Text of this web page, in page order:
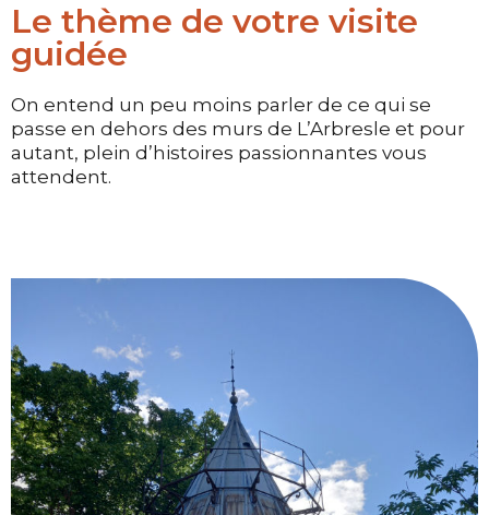
Le thème de votre visite
guidée
On entend un peu moins parler de ce qui se
passe en dehors des murs de L’Arbresle et pour
autant, plein d’histoires passionnantes vous
attendent.